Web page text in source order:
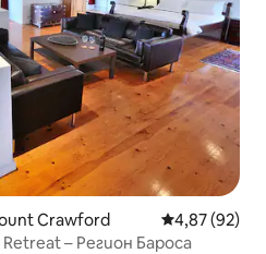
Crawford Средна
4,87 (92)
Retreat – Регион Бароса